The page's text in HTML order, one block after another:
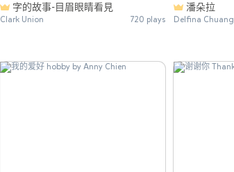
字的故事-目眉眼睛看見
Clark Union 720 plays
潘朵拉
Delfina Chuang